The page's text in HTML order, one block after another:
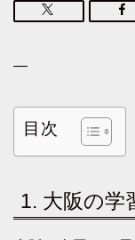
—
目次
1. 大阪の学